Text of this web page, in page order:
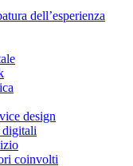
dell’esperienza
design
digitali
coinvolti